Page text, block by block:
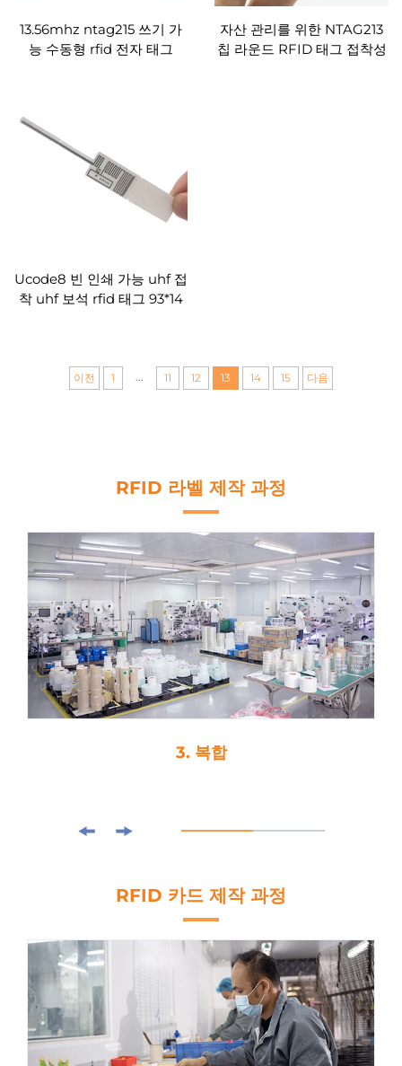
13.56mhz ntag215 쓰기 가
능 수동형 rfid 전자 태그
자산 관리를 위한 NTAG213
칩 라운드 RFID 태그 접착성
Ucode8 빈 인쇄 가능 uhf 접
착 uhf 보석 rfid 태그 93*14
이전 1 11 12 13 14 15 다음
RFID 라벨 제작 과정
3. 복합
RFID 카드 제작 과정